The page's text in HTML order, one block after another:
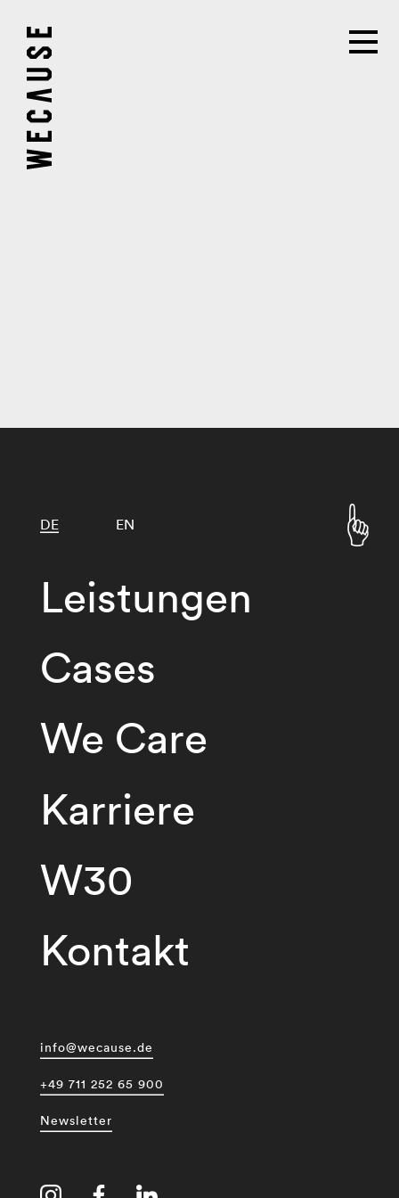
Leistungen
Cases
We Care
Karriere
W30
Kontakt
DE EN
info@wecause.de
+49 711 252 65 900
Newsletter